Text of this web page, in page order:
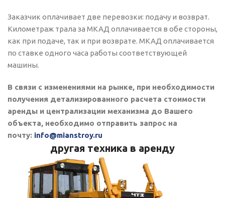
Заказчик оплачивает две перевозки: подачу и возврат.
Километраж трала за МКАД оплачивается в обе стороны,
как при подаче, так и при возврате. МКАД оплачивается
по ставке одного часа работы соответствующей
машины.
В связи с изменениями на рынке, при необходимости
получения детализированного расчета стоимости
аренды и централизации механизма до Вашего
объекта, необходимо отправить запрос на
почту: info@mianstroy.ru
другая техника в аренду